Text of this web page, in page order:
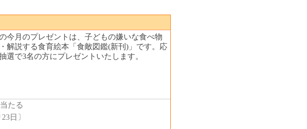
今月のプレゼントは、子どもの嫌いな食べ物
解説する食育絵本「食敵図鑑(新刊)」です。応
選で3名の方にプレゼントいたします。
たる
日 〕